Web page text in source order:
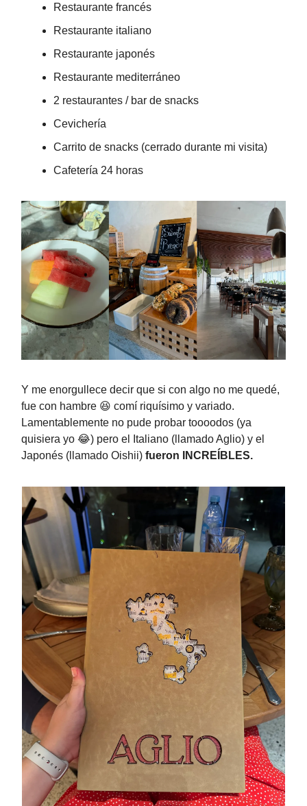
Restaurante francés
Restaurante italiano
Restaurante japonés
Restaurante mediterráneo
2 restaurantes / bar de snacks
Cevichería
Carrito de snacks (cerrado durante mi visita)
Cafetería 24 horas
Y me enorgullece decir que si con algo no me quedé,
fue con hambre 😆 comí riquísimo y variado.
Lamentablemente no pude probar toooodos (ya
quisiera yo 😂) pero el Italiano (llamado Aglio) y el
Japonés (llamado Oishii) fueron INCREÍBLES.